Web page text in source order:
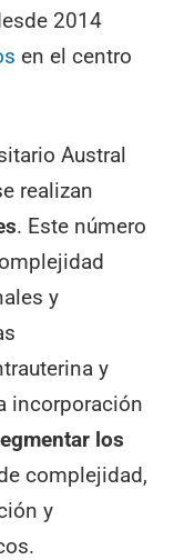
2014
en el centro
Austral
realizan
. Este número
y
y
incorporación
los
complejidad,
y